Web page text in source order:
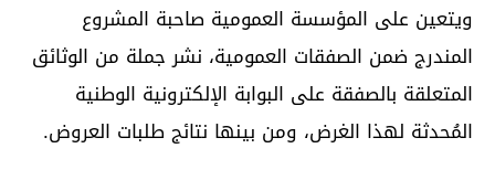
ويتعين على المؤسسة العمومية صاحبة المشروع
المندرج ضمن الصفقات العمومية، نشر جملة من الوثائق
المتعلقة بالصفقة على البوابة الإلكترونية الوطنية
المُحدثة لهذا الغرض، ومن بينها نتائج طلبات العروض.